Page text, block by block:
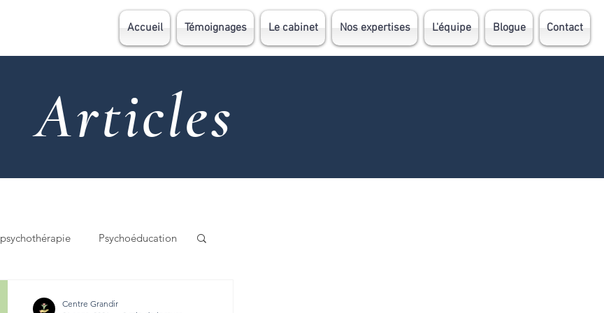
Accueil Témoignages Le cabinet Nos expertises L'équipe Blogue Contact
Articles
psychothérapie Psychoéducation
Centre Grandir